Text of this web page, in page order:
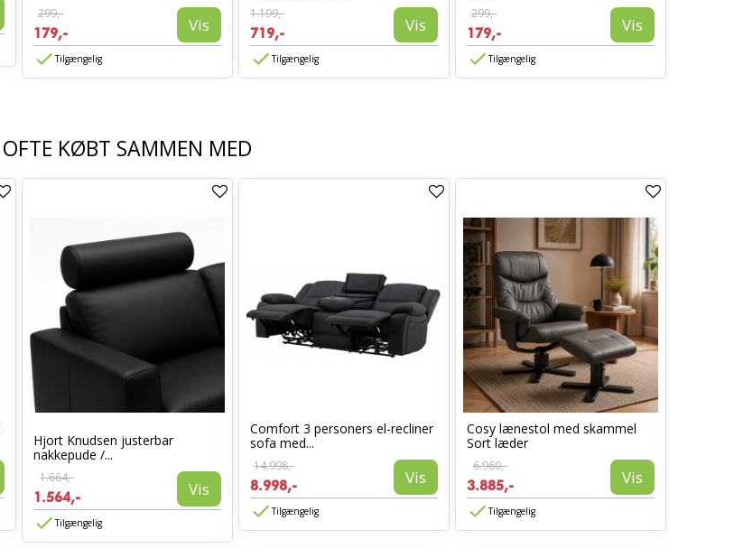
299,-
179,- Vis
Tilgængelig
1.199,-
719,- Vis
Tilgængelig
299,-
179,- Vis
Tilgængelig
OFTE KØBT SAMMEN MED
Hjort Knudsen justerbar
nakkepude /...
1.664,-
1.564,- Vis
Tilgængelig
Comfort 3 personers el-recliner
sofa med...
14.998,-
8.998,- Vis
Tilgængelig
Cosy lænestol med skammel
Sort læder
6.960,-
3.885,- Vis
Tilgængelig